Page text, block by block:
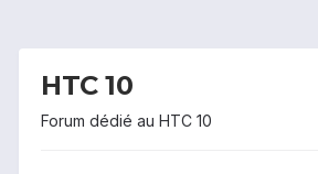
HTC 10
Forum dédié au HTC 10